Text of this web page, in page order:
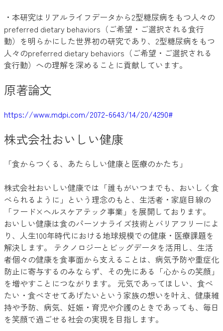
・本研究はリアルライフデータから2型糖尿病をもつ人々の
preferred dietary behaviors（ご希望・ご選択される食行
動）を明らかにした世界初の研究であり、2型糖尿病をもつ
人々のpreferred dietary behaviors（ご希望・ご選択される
食行動）への理解を深めることに貢献しています。
原著論文
https://www.mdpi.com/2072-6643/14/20/4290#
株式会社おいしい健康
「食からつくる、あたらしい健康と医療のかたち」
株式会社おいしい健康では「誰もがいつまでも、おいしく食
べられるように」という理念のもと、生活者・家庭目線の
「フード×ヘルスケアテック事業」を展開しております。
おいしい健康は食のパーソナライズ技術とバリアフリーによ
り、人生100年時代における地球規模での健康・医療課題を
解決します。 テクノロジーとビッグデータを活用し、生活
者個々の健康を食事面から支えることは、病気予防や重症化
防止に寄与するのみならず、その先にある「心からの笑顔」
を増やすことにつながります。 元気であってほしい、食べ
たい・食べさせてあげたいという家族の想いを叶え、健康維
持や予防、病気、妊娠・育児や介護のときであっても、毎日
を笑顔で過ごせる社会の実現を目指します。